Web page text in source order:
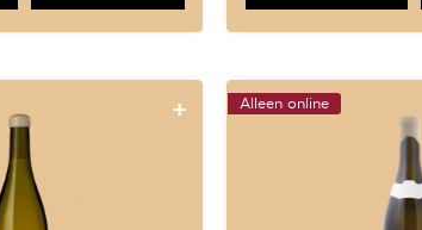
Alleen online